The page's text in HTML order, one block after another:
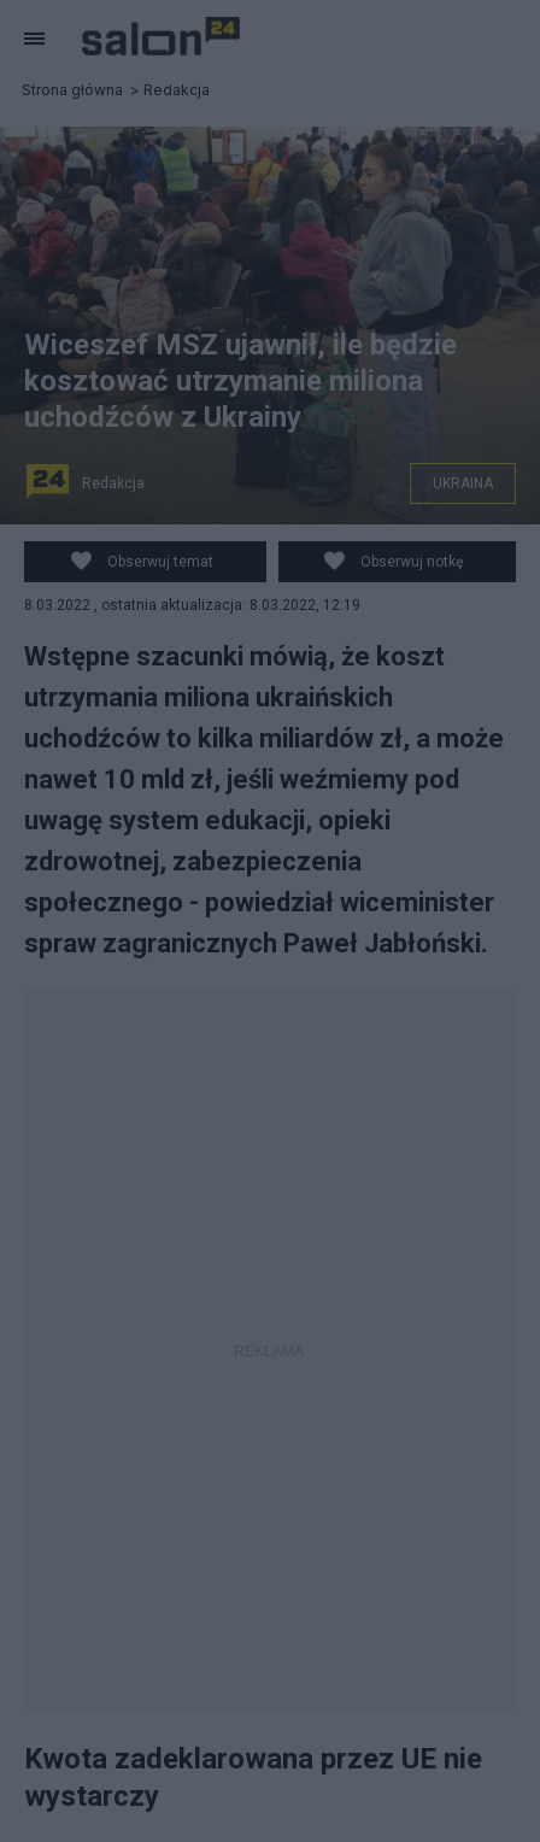
Strona główna Redakcja
Uchodźcy z Ukrainy na dworcu Warszawa Zachodnia,
fot. PAP/Paweł Supernak
Wiceszef MSZ ujawnił, ile będzie
kosztować utrzymanie miliona
uchodźców z Ukrainy
Redakcja UKRAINA
Obserwuj temat Obserwuj notkę
8.03.2022 , ostatnia aktualizacja: 8.03.2022, 12:19
Wstępne szacunki mówią, że koszt
utrzymania miliona ukraińskich
uchodźców to kilka miliardów zł, a może
nawet 10 mld zł, jeśli weźmiemy pod
uwagę system edukacji, opieki
zdrowotnej, zabezpieczenia
społecznego - powiedział wiceminister
spraw zagranicznych Paweł Jabłoński.
Kwota zadeklarowana przez UE nie
wystarczy